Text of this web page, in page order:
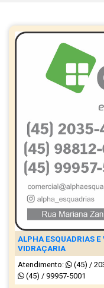
ALPHA ESQUADRIAS
VIDRAÇARIA
Atendimento: (45) /
(45) / 99957-5001